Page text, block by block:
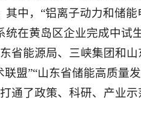
中，“铝离子动力和储
在黄岛区企业完成中试生
省能源局、三峡集团和
盟”“山东省储能高质量
通了政策、科研、产业